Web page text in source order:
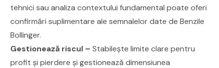
tehnici sau analiza contextului fundamental poate oferi
confirmări suplimentare ale semnalelor date de Benzile
Bollinger.
Gestionează riscul – Stabilește limite clare pentru
profit și pierdere și gestionează dimensiunea